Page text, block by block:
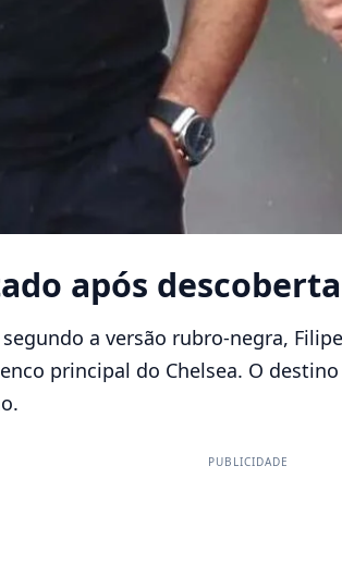
após descoberta
a versão rubro-negra,
principal do Chelsea. O
PUBLICIDADE